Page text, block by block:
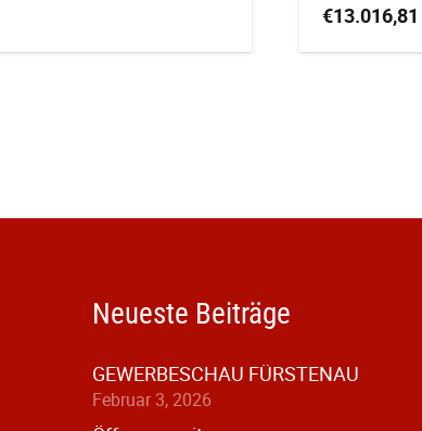
€13.016,81
Neueste Beiträge
GEWERBESCHAU FÜRSTENAU
Februar 3, 2026